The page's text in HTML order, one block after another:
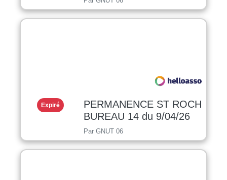
Expiré
PERMANENCE ST ROCH
BUREAU 14 du 9/04/26
Par GNUT 06